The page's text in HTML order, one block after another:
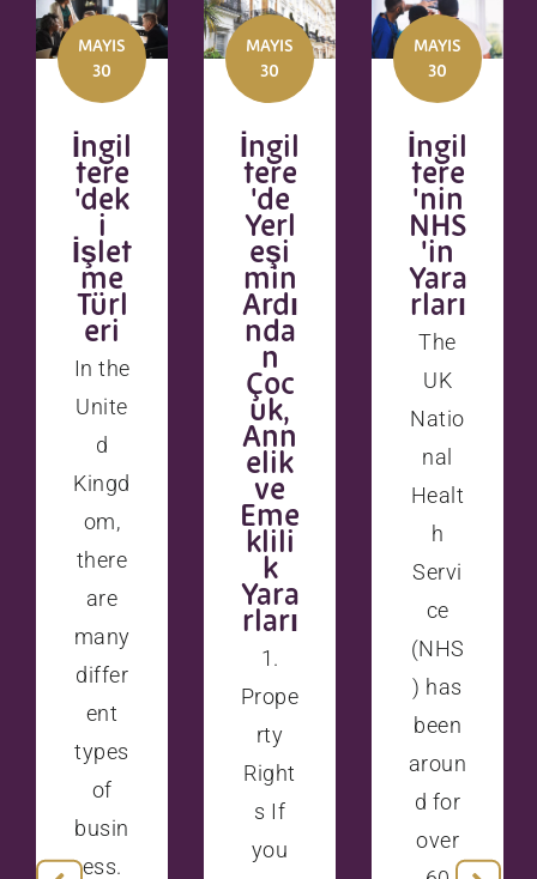
MAYIS
30
İngil
tere
'dek
i
İşlet
me
Türl
eri
In the
Unite
d
Kingd
om,
there
are
many
differ
ent
types
of
busin
ess.
MAYIS
30
İngil
tere
'de
Yerl
eşi
min
Ardı
nda
n
Çoc
uk,
Ann
elik
ve
Eme
klili
k
Yara
rları
1.
Prope
rty
Right
s If
you
MAYIS
30
İngil
tere
'nin
NHS
'in
Yara
rları
The
UK
Natio
nal
Healt
h
Servi
ce
(NHS
) has
been
aroun
d for
over